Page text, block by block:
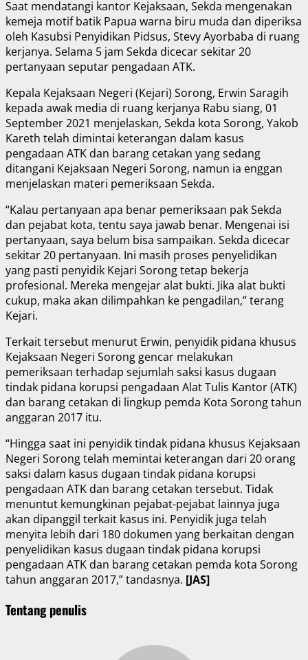
Saat mendatangi kantor Kejaksaan, Sekda mengenakan
kemeja motif batik Papua warna biru muda dan diperiksa
oleh Kasubsi Penyidikan Pidsus, Stevy Ayorbaba di ruang
kerjanya. Selama 5 jam Sekda dicecar sekitar 20
pertanyaan seputar pengadaan ATK.
Kepala Kejaksaan Negeri (Kejari) Sorong, Erwin Saragih
kepada awak media di ruang kerjanya Rabu siang, 01
September 2021 menjelaskan, Sekda kota Sorong, Yakob
Kareth telah dimintai keterangan dalam kasus
pengadaan ATK dan barang cetakan yang sedang
ditangani Kejaksaan Negeri Sorong, namun ia enggan
menjelaskan materi pemeriksaan Sekda.
“Kalau pertanyaan apa benar pemeriksaan pak Sekda
dan pejabat kota, tentu saya jawab benar. Mengenai isi
pertanyaan, saya belum bisa sampaikan. Sekda dicecar
sekitar 20 pertanyaan. Ini masih proses penyelidikan
yang pasti penyidik Kejari Sorong tetap bekerja
profesional. Mereka mengejar alat bukti. Jika alat bukti
cukup, maka akan dilimpahkan ke pengadilan,” terang
Kejari.
Terkait tersebut menurut Erwin, penyidik pidana khusus
Kejaksaan Negeri Sorong gencar melakukan
pemeriksaan terhadap sejumlah saksi kasus dugaan
tindak pidana korupsi pengadaan Alat Tulis Kantor (ATK)
dan barang cetakan di lingkup pemda Kota Sorong tahun
anggaran 2017 itu.
“Hingga saat ini penyidik tindak pidana khusus Kejaksaan
Negeri Sorong telah memintai keterangan dari 20 orang
saksi dalam kasus dugaan tindak pidana korupsi
pengadaan ATK dan barang cetakan tersebut. Tidak
menuntut kemungkinan pejabat-pejabat lainnya juga
akan dipanggil terkait kasus ini. Penyidik juga telah
menyita lebih dari 180 dokumen yang berkaitan dengan
penyelidikan kasus dugaan tindak pidana korupsi
pengadaan ATK dan barang cetakan pemda kota Sorong
tahun anggaran 2017,” tandasnya. [JAS]
Tentang penulis